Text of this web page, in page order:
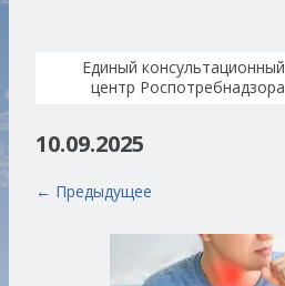
Единый консультационный
центр Роспотребнадзора
10.09.2025
← Предыдущее